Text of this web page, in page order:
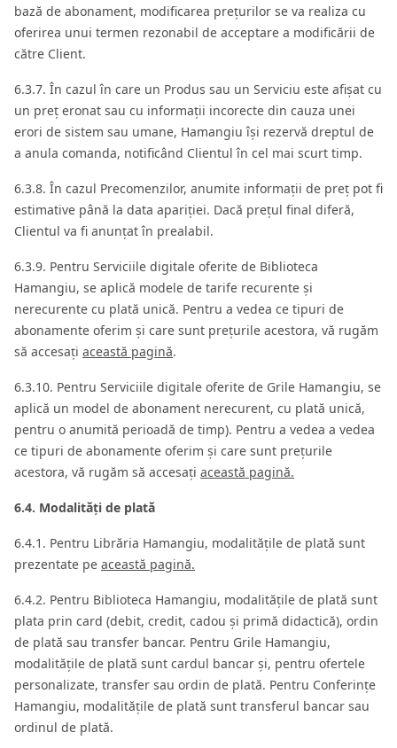
bază de abonament, modificarea prețurilor se va realiza cu
oferirea unui termen rezonabil de acceptare a modificării de
către Client.
6.3.7. În cazul în care un Produs sau un Serviciu este afișat cu
un preț eronat sau cu informații incorecte din cauza unei
erori de sistem sau umane, Hamangiu își rezervă dreptul de
a anula comanda, notificând Clientul în cel mai scurt timp.
6.3.8. În cazul Precomenzilor, anumite informații de preț pot fi
estimative până la data apariției. Dacă prețul final diferă,
Clientul va fi anunțat în prealabil.
6.3.9. Pentru Serviciile digitale oferite de Biblioteca
Hamangiu, se aplică modele de tarife recurente și
nerecurente cu plată unică. Pentru a vedea ce tipuri de
abonamente oferim și care sunt prețurile acestora, vă rugăm
să accesați această pagină.
6.3.10. Pentru Serviciile digitale oferite de Grile Hamangiu, se
aplică un model de abonament nerecurent, cu plată unică,
pentru o anumită perioadă de timp). Pentru a vedea a vedea
ce tipuri de abonamente oferim și care sunt prețurile
acestora, vă rugăm să accesați această pagină.
6.4. Modalități de plată
6.4.1. Pentru Librăria Hamangiu, modalitățile de plată sunt
prezentate pe această pagină.
6.4.2. Pentru Biblioteca Hamangiu, modalitățile de plată sunt
plata prin card (debit, credit, cadou și primă didactică), ordin
de plată sau transfer bancar. Pentru Grile Hamangiu,
modalitățile de plată sunt cardul bancar și, pentru ofertele
personalizate, transfer sau ordin de plată. Pentru Conferințe
Hamangiu, modalitățile de plată sunt transferul bancar sau
ordinul de plată.